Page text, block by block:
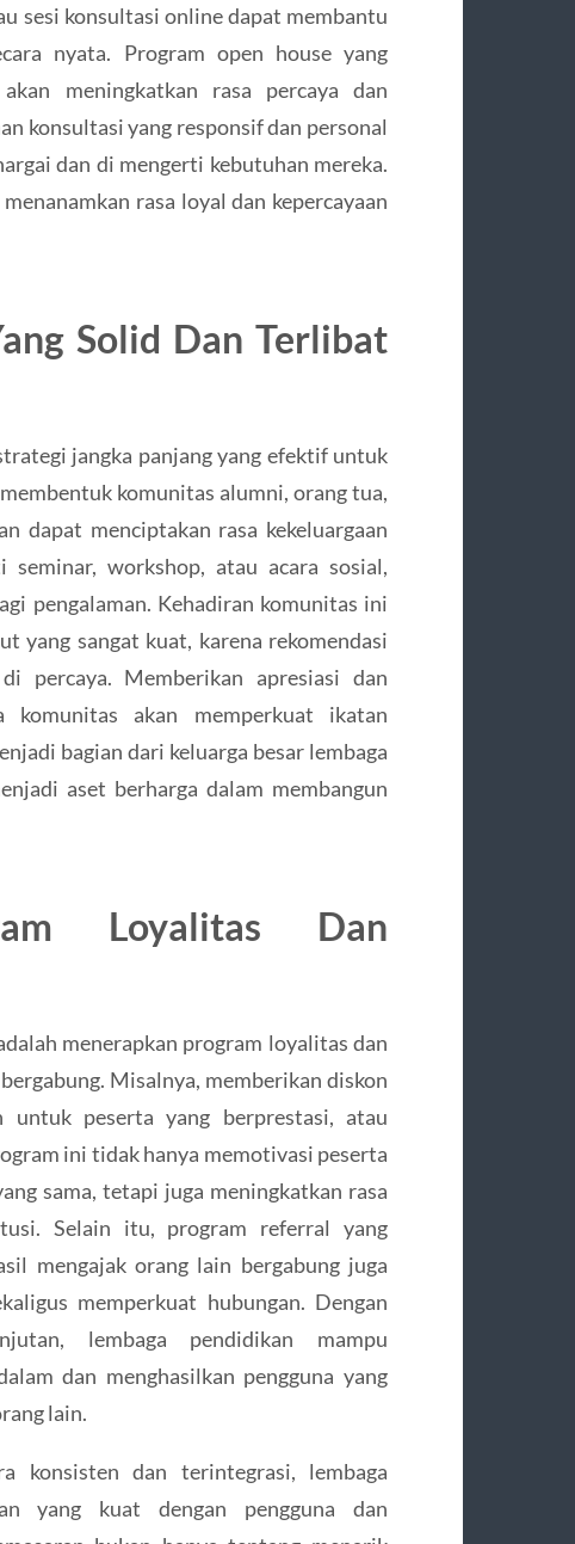
sesi konsultasi online dapat membantu
nyata. Program open house yang
meningkatkan rasa percaya dan
konsultasi yang responsif dan personal
dan di mengerti kebutuhan mereka.
rasa loyal dan kepercayaan
Solid Dan Terlibat
jangka panjang yang efektif untuk
komunitas alumni, orang tua,
dapat menciptakan rasa kekeluargaan
workshop, atau acara sosial,
pengalaman. Kehadiran komunitas ini
yang sangat kuat, karena rekomendasi
percaya. Memberikan apresiasi dan
komunitas akan memperkuat ikatan
bagian dari keluarga besar lembaga
aset berharga dalam membangun
Loyalitas Dan
menerapkan program loyalitas dan
Misalnya, memberikan diskon
untuk peserta yang berprestasi, atau
ini tidak hanya memotivasi peserta
sama, tetapi juga meningkatkan rasa
Selain itu, program referral yang
mengajak orang lain bergabung juga
memperkuat hubungan. Dengan
lembaga pendidikan mampu
dan menghasilkan pengguna yang
lain.
konsisten dan terintegrasi, lembaga
yang kuat dengan pengguna dan